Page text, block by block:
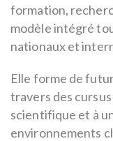
formation,
modèle intégré
nationaux et
Elle forme de
travers des
scientifique et à
environnements